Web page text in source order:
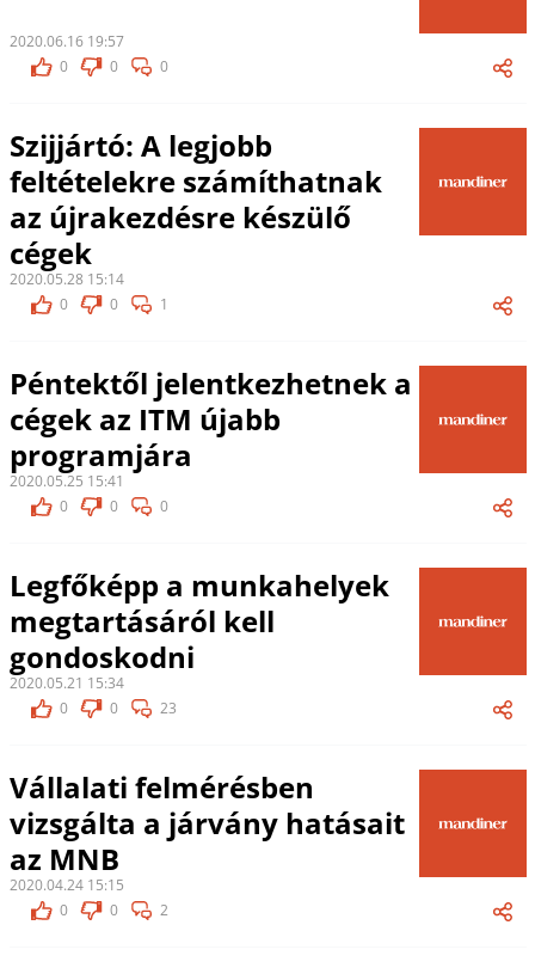
2020.06.16 19:57
0
0 0
Szijjártó: A legjobb
feltételekre számíthatnak
az újrakezdésre készülő
cégek
2020.05.28 15:14
0
0 1
Péntektől jelentkezhetnek a
cégek az ITM újabb
programjára
2020.05.25 15:41
0
0 0
Legfőképp a munkahelyek
megtartásáról kell
gondoskodni
2020.05.21 15:34
0
0 23
Vállalati felmérésben
vizsgálta a járvány hatásait
az MNB
2020.04.24 15:15
0
0 2